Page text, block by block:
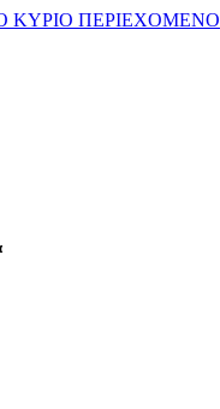
ΚΥΡΙΟ ΠΕΡΙΕΧΟΜΕΝΟ